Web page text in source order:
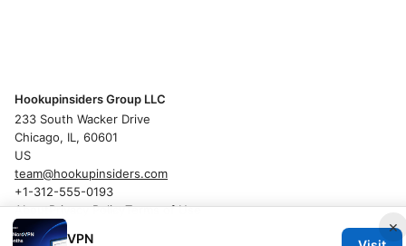
×
VPN
Hookupinsiders Group LLC
233 South Wacker Drive
Chicago, IL, 60601
US
team@hookupinsiders.com
+1-312-555-0193
AboutPrivacy PolicyTerms of Use